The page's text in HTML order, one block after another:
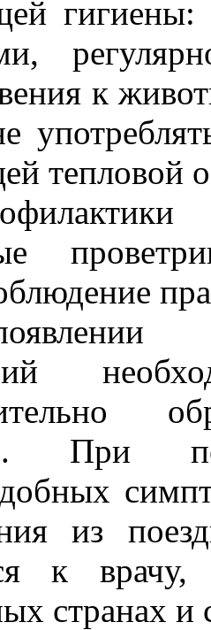
гигиены:
к
тепловой
При
из
к
странах и